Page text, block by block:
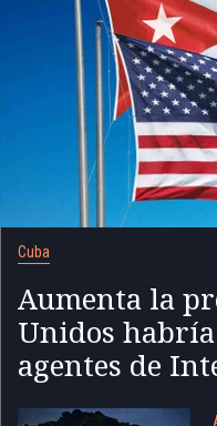
Cuba
Aumenta la
Unidos
agentes de